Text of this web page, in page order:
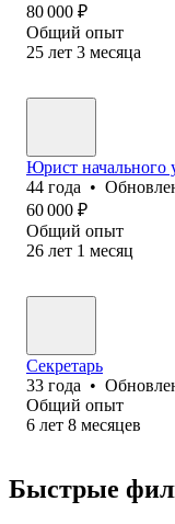
80 000 ₽
Общий опыт
25 лет 3 месяца
Юрист начального
44 года •
60 000 ₽
Общий опыт
26 лет 1 месяц
Секретарь
33 года •
Общий опыт
6 лет 8 месяцев
Быстрые